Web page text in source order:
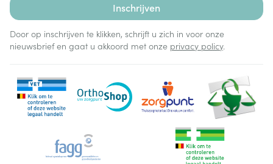
Inschrijven
Door op inschrijven te klikken, schrijft u zich in voor onze
nieuwsbrief en gaat u akkoord met onze privacy policy.